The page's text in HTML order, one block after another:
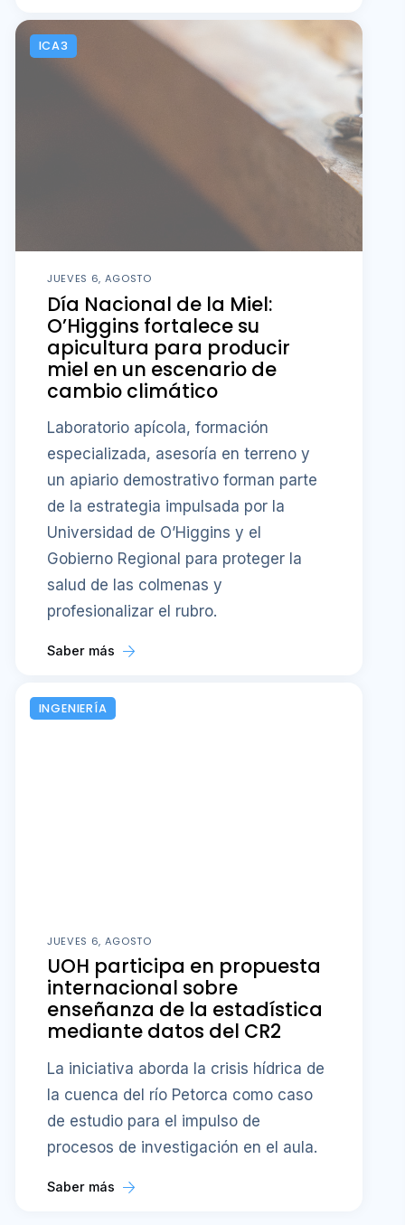
ICA3
JUEVES 6, AGOSTO
Día Nacional de la Miel:
O’Higgins fortalece su
apicultura para producir
miel en un escenario de
cambio climático
Laboratorio apícola, formación
especializada, asesoría en terreno y
un apiario demostrativo forman parte
de la estrategia impulsada por la
Universidad de O’Higgins y el
Gobierno Regional para proteger la
salud de las colmenas y
profesionalizar el rubro.
Saber más
INGENIERÍA
JUEVES 6, AGOSTO
UOH participa en propuesta
internacional sobre
enseñanza de la estadística
mediante datos del CR2
La iniciativa aborda la crisis hídrica de
la cuenca del río Petorca como caso
de estudio para el impulso de
procesos de investigación en el aula.
Saber más